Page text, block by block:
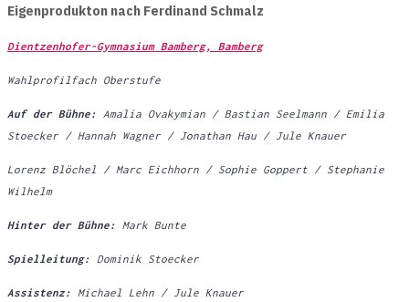
Eigen­pro­duk­ton nach Fer­di­nand Schmalz
Dient­zen­ho­fer-Gym­na­si­um Bam­berg, Bam­berg
Wahl­pro­fil­fach Oberstufe
Auf der Büh­ne: Ama­lia Ovaky­mi­an / Bas­ti­an Seel­mann / Emi­lia
Stoe­cker / Han­nah Wag­ner / Jona­than Hau / Jule Knauer
Lorenz Blö­chel / Marc Eich­horn / Sophie Gop­pert / Ste­pha­nie
Wilhelm
Hin­ter der Büh­ne: Mark Bun­te
Spiel­lei­tung: Domi­nik Stoecker
Assis­tenz: Micha­el Lehn / Jule Knauer